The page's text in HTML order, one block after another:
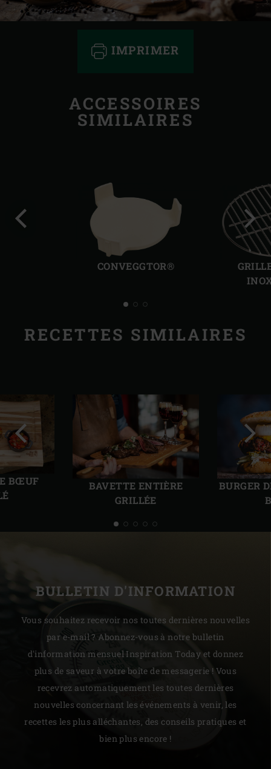
IMPRIMER
ACCESSOIRES
SIMILAIRES
CONVEGGTOR®
RECETTES SIMILAIRES
BŒUF
BAVETTE ENTIÈRE
GRILLÉE
BURGER
Diapo
BULLETIN D'INFORMATION
Vous souhaitez recevoir nos toutes dernières nouvelles
par e-mail ? Abonnez-vous à notre bulletin
d'information mensuel Inspiration Today et donnez
plus de saveur à votre boîte de messagerie ! Vous
recevrez automatiquement les toutes dernières
nouvelles concernant les événements à venir, les
recettes les plus alléchantes, des conseils pratiques et
bien plus encore !